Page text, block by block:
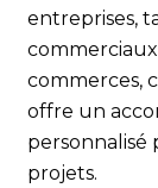
entreprises,
commerces,
offre un
personnalisé
projets.